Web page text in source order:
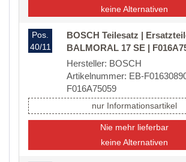
keine Alternativen
Pos.
40/11
BOSCH Teilesatz |
BALMORAL 17 SE |
Hersteller: BOSCH
Artikelnummer: EB-
F016A75059
nur Informationsartikel
Nie mehr lieferbar
keine Alternativen